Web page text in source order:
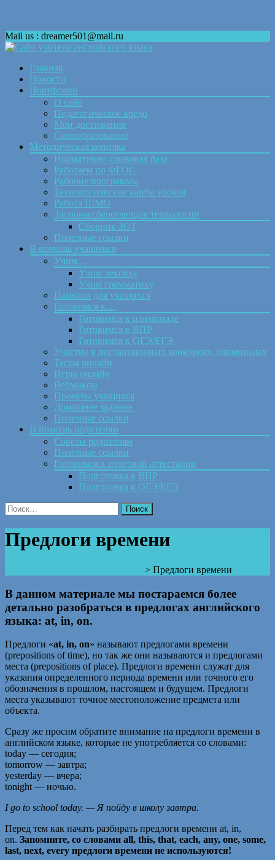
Mail us : dreamer501@mail.ru
Skip
content
Главная
Новости
Портфолио
О себе
Педагогическое кредо
Мои достижения
Самообразование
Методическая копилка
Нормативно-правовая база
Работаем по ФГОС
Рабочие программы
Технологические карты уроков
Работа ШМО
Здоровьесберегающие технологии
Сборник ЗОТ
Полезные ссылки
В помощь учащимся
Учим…
Учим лексику
Учим грамматику
Памятки для учащихся
Готовимся к…
Готовимся к олимпиаде
Готовимся к ВПР
Готовимся к ОГЭ/ЕГЭ
Участие в дистанционных конкурсах, олимпиадах
Тесты онлайн
Игры онлайн
Вебмиксы
Проекты учащихся
Домашнее задание
Полезные ссылки
В помощь родителям
Советы родителям
Полезные ссылки
Готовимся к итоговой аттестации
Подготовка к ВПР
Подготовка к ОГЭ/ЕГЭ
Найти:
Предлоги времени
> Предлоги времени
В данном материале мы постараемся более
детально разобраться в предлогах английского
языка: at, in, on.
Предлоги «at, in, on» называют предлогами времени
(prepositions of time), но так же они называются и предлогами
места (prepositions of place). Предлоги времени служат для
указания определенного периода времени или точного его
обозначения в прошлом, настоящем и будущем. Предлоги
места указывают точное местоположение предмета или
объекта.
Сразу же просим обратите внимание на предлоги времени в
английском языке, которые не употребляется со словами:
today — сегодня;
tomorrow — завтра;
yesterday — вчера;
tonight — ночью.
I go to school today. — Я пойду в школу завтра.
Перед тем как начать разбирать предлоги времени at, in,
on. Запомните, со словами all, this, that, each, any, one, some,
last, next, every предлоги времени не используются!